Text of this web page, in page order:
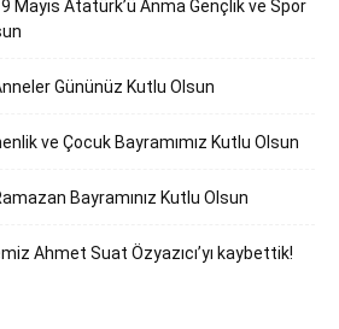
Mayıs Atatürk’ü Anma Gençlik ve Spor
Gününüz Kutlu Olsun
ve Çocuk Bayramımız Kutlu Olsun
Bayramınız Kutlu Olsun
Ahmet Suat Özyazıcı’yı kaybettik!